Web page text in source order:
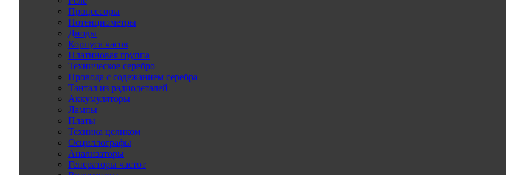
Процессоры
Потенциометры
Диоды
Корпуса часов
Платиновая группа
Техническое серебро
Провода с содежанием серебра
Тантал из радиодеталей
Аккумуляторы
Лампы
Платы
Техника целиком
Осциллографы
Анализаторы
Генераторы частот